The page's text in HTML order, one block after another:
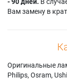
S6166W
S6187W
Вам замену в
Оригинальные
Philips, Osram,